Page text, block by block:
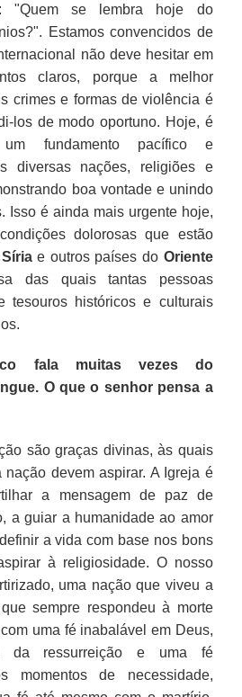
"Quem se lembra hoje do
Estamos convencidos de
não deve hesitar em
claros, porque a melhor
crimes e formas de violência é
los de modo oportuno. Hoje, é
fundamento pacífico e
diversas nações, religiões e
boa vontade e unindo
Isso é ainda mais urgente hoje,
dolorosas que estão
Síriae outros países do Oriente
das quais tantas pessoas
tesouros históricos e culturais
fala muitas vezes do
O que o senhor pensa a
são graças divinas, às quais
devem aspirar. A Igreja é
a mensagem de paz de
a guiar a humanidade ao amor
a vida com base nos bons
à religiosidade. O nosso
uma nação que viveu a
sempre respondeu à morte
uma fé inabalável em Deus,
da ressurreição e uma fé
momentos de necessidade,